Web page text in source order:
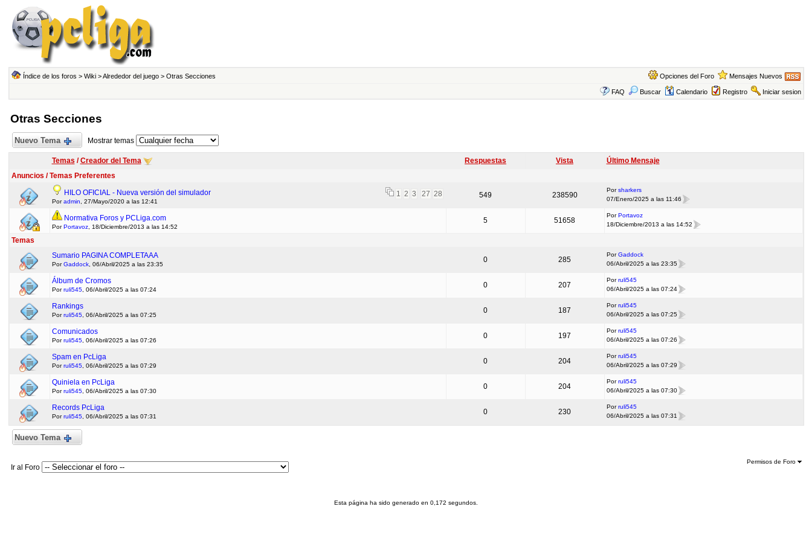
Índice de los foros > Wiki>Alrededor del juego> Otras Secciones Opciones del Foro Mensajes Nuevos
FAQ Buscar Calendario Registro Iniciar sesion
Otras Secciones
Nuevo Tema Mostrar temas
Temas /Creador del Tema Respuestas Vista
Último Mensaje
Anuncios / Temas Preferentes
HILO OFICIAL - Nueva versión del simulador
Poradmin , 27/Mayo/2020 a las 12:41
1 2 3 27 28 549 238590
Porsharkers
07/Enero/2025 a las 11:46
Normativa Foros y PCLiga.com
PorPortavoz, 18/Diciembre/2013 a las 14:52
5 51658
PorPortavoz
18/Diciembre/2013 a las 14:52
Temas
Sumario PAGINA COMPLETAAA
PorGaddock, 06/Abril/2025 a las 23:35
0 285
PorGaddock
06/Abril/2025 a las 23:35
Álbum de Cromos
Porruli545, 06/Abril/2025 a las 07:24
0 207
Porruli545
06/Abril/2025 a las 07:24
Rankings
Porruli545, 06/Abril/2025 a las 07:25
0 187
Porruli545
06/Abril/2025 a las 07:25
Comunicados
Porruli545, 06/Abril/2025 a las 07:26
0 197
Porruli545
06/Abril/2025 a las 07:26
Spam en PcLiga
Porruli545, 06/Abril/2025 a las 07:29
0 204
Porruli545
06/Abril/2025 a las 07:29
Quiniela en PcLiga
Porruli545, 06/Abril/2025 a las 07:30
0 204
Porruli545
06/Abril/2025 a las 07:30
Records PcLiga
Porruli545, 06/Abril/2025 a las 07:31
0 230
Porruli545
06/Abril/2025 a las 07:31
Nuevo Tema
Ir al Foro
Permisos de Foro
Esta página ha sido generado en 0,172 segundos.